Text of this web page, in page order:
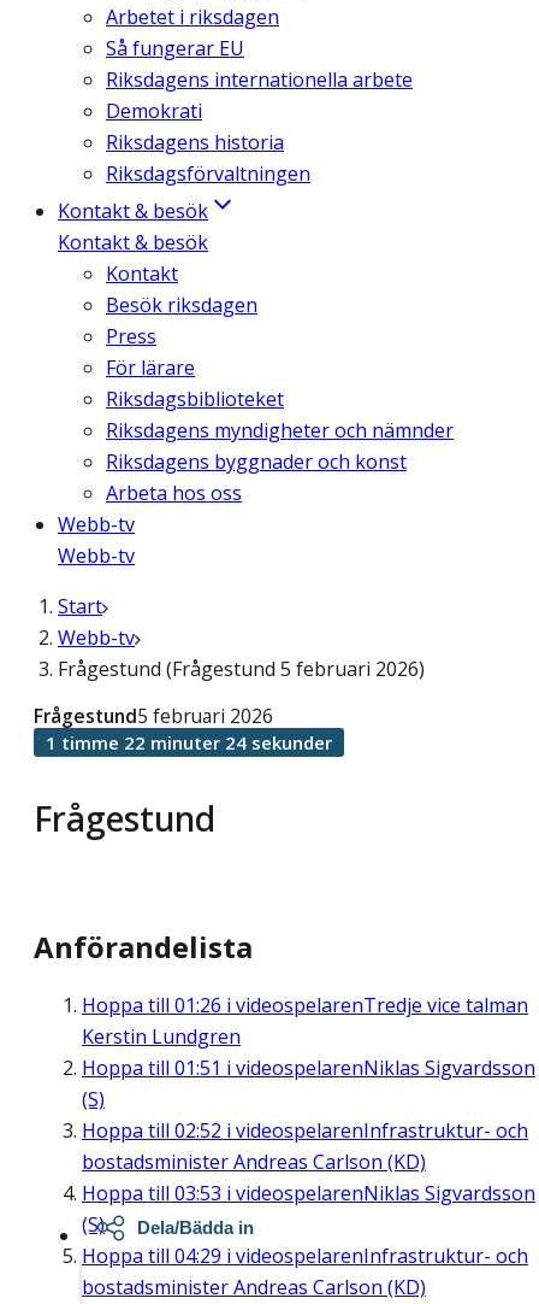
Arbetet i riksdagen
Så fungerar EU
Riksdagens internationella arbete
Demokrati
Riksdagens historia
Riksdagsförvaltningen
Kontakt & besök
Kontakt & besök
Kontakt
Besök riksdagen
Press
För lärare
Riksdagsbiblioteket
Riksdagens myndigheter och nämnder
Riksdagens byggnader och konst
Arbeta hos oss
Webb-tv
Webb-tv
Start
Webb-tv
Frågestund (Frågestund 5 februari 2026)
Frågestund
Frågestund5 februari 2026
1 timme 22 minuter 24 sekunder
Anförandelista
Hoppa till 01:26 i videospelarenTredje vice talman
Kerstin Lundgren
Hoppa till 01:51 i videospelarenNiklas Sigvardsson
(S)
Hoppa till 02:52 i videospelarenInfrastruktur- och
bostadsminister Andreas Carlson (KD)
Hoppa till 03:53 i videospelarenNiklas Sigvardsson
(S)
Hoppa till 04:29 i videospelarenInfrastruktur- och
bostadsminister Andreas Carlson (KD)
Dela/Bädda in